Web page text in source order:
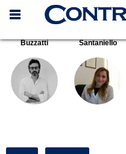
Buzzatti
Santaniello